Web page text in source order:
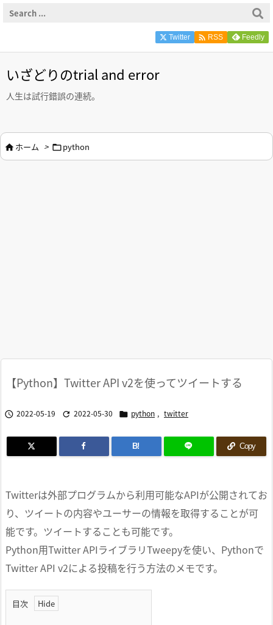
Twitter  RSS Feedly
いざどりのtrial and error
人生は試行錯誤の連続。
ホーム > python
【Python】Twitter API v2を使ってツイートする
 2022-05-19  2022-05-30  python , twitter
B! Copy
Twitterは外部プログラムから利用可能なAPIが公開されてお
り、ツイートの内容やユーサーの情報を取得することが可
能です。ツイートすることも可能です。
Python用Twitter APIライブラリTweepyを使い、Pythonで
Twitter API v2による投稿を行う方法のメモです。
目次